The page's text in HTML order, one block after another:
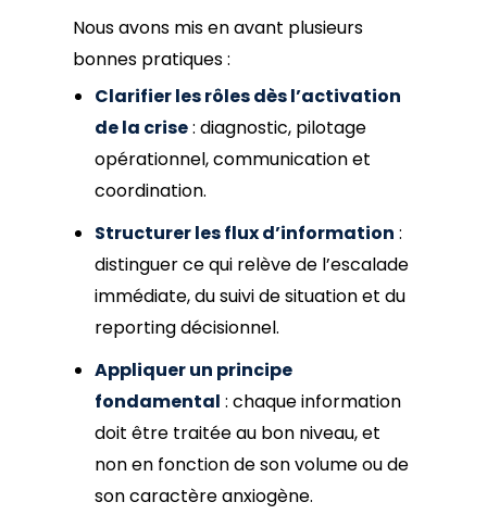
Nous avons mis en avant plusieurs
bonnes pratiques :
Clarifier les rôles dès l’activation
de la crise: diagnostic, pilotage
opérationnel, communication et
coordination.
Structurer les flux d’information :
distinguer ce qui relève de l’escalade
immédiate, du suivi de situation et du
reporting décisionnel.
Appliquer un principe
fondamental : chaque information
doit être traitée au bon niveau, et
non en fonction de son volume ou de
son caractère anxiogène.